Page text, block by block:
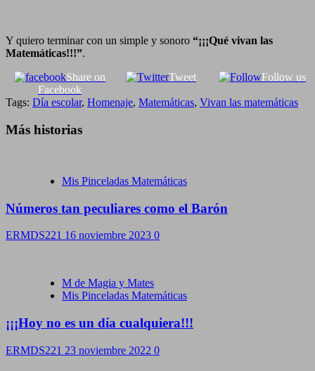
Y quiero terminar con un simple y sonoro “¡¡¡Qué vivan las
Matemáticas!!!”.
Share on
Facebook
Tweet Follow us
Tags: Día escolar, Homenaje, Matemáticas, Vivan las matemáticas
Más historias
Mis Pinceladas Matemáticas
Números tan peculiares como el Barón
ERMDS221 16 noviembre 2023 0
M de Magia y Mates
Mis Pinceladas Matemáticas
¡¡¡Hoy no es un día cualquiera!!!
ERMDS221 23 noviembre 2022 0